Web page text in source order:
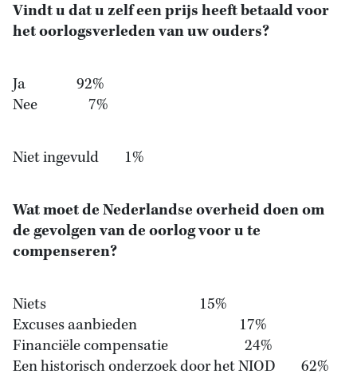
Vindt u dat u zelf een prijs heeft betaald voor
het oorlogsverleden van uw ouders?
Ja 92%
Nee 7%
Niet ingevuld 1%
Wat moet de Nederlandse overheid doen om
de gevolgen van de oorlog voor u te
compenseren?
Niets 15%
Excuses aanbieden 17%
Financiële compensatie 24%
Een historisch onderzoek door het NIOD 62%